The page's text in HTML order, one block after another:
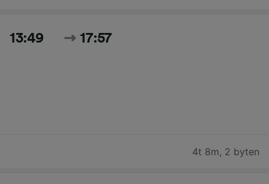
13:49 17:57
4t 8m, 2 byten